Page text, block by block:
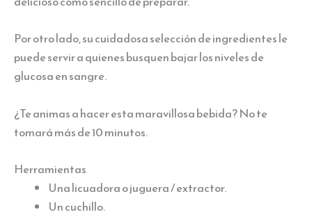
Por otro lado, su cuidadosa selección de ingredientes le
puede servir a quienes busquen bajar los niveles de
glucosa en sangre.
¿Te animas a hacer esta maravillosa bebida? No te
tomará más de 10 minutos.
Herramientas
Una licuadora o juguera / extractor.
Un cuchillo.